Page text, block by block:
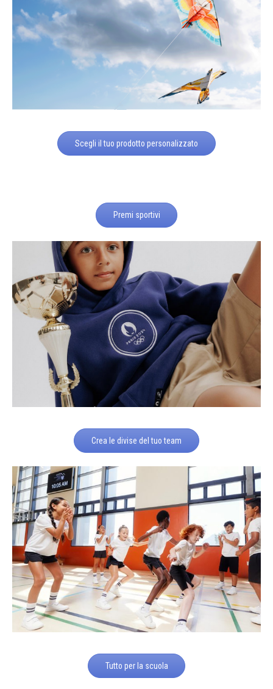
Scegli il tuo prodotto personalizzato
Premi sportivi
Crea le divise del tuo team
Tutto per la scuola